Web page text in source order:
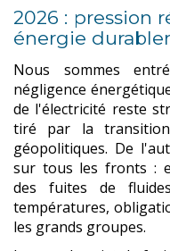
2026 : pression
énergie
Nous sommes
négligence
de l'électricité reste
tiré par la
géopolitiques. De
sur tous les fronts :
des fuites de
températures,
les grands groupes.